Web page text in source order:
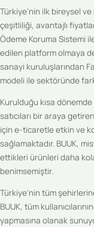
Türkiye'nin ilk bireysel
çeşitliliği, avantajlı
Ödeme Koruma Sistemi
edilen platform olmaya
sanayi kuruluşlarından
modeli ile sektöründe
Kurulduğu kısa dönemde
satıcıları bir araya
için e-ticaretle etkin ve
sağlamaktadır. BUUK,
ettikleri ürünleri daha
benimsemiştir.
Türkiye'nin tüm
BUUK, tüm
yapmasına olanak